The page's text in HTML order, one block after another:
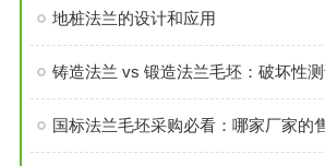
地桩法兰的设计和应用
铸造法兰 vs 锻造法兰毛坯：破坏性